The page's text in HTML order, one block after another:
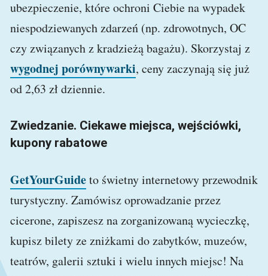
ubezpieczenie, które ochroni Ciebie na wypadek
niespodziewanych zdarzeń (np. zdrowotnych, OC
czy związanych z kradzieżą bagażu). Skorzystaj z
wygodnej porównywarki, ceny zaczynają się już
od 2,63 zł dziennie.
Zwiedzanie. Ciekawe miejsca, wejściówki,
kupony rabatowe
GetYourGuideto świetny internetowy przewodnik
turystyczny. Zamówisz oprowadzanie przez
cicerone, zapiszesz na zorganizowaną wycieczkę,
kupisz bilety ze zniżkami do zabytków, muzeów,
teatrów, galerii sztuki i wielu innych miejsc! Na